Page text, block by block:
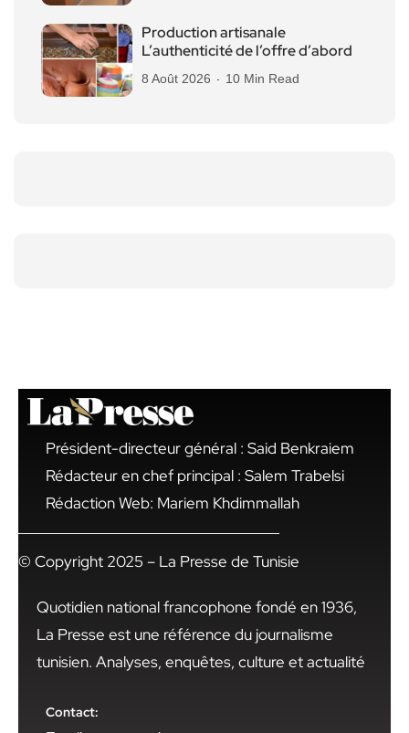
Production artisanale
L’authenticité de l’offre d’abord
8 Août 2026 10 Min Read
Président-directeur général : Said Benkraiem
Rédacteur en chef principal : Salem Trabelsi
Rédaction Web: Mariem Khdimmallah
© Copyright 2025 – La Presse de Tunisie
Quotidien national francophone fondé en 1936,
La Presse est une référence du journalisme
tunisien. Analyses, enquêtes, culture et actualité
Contact: